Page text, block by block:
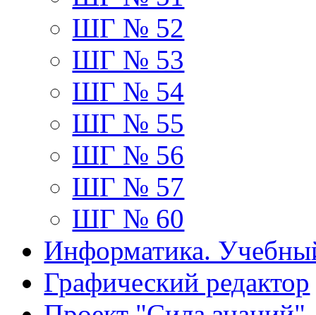
ШГ № 52
ШГ № 53
ШГ № 54
ШГ № 55
ШГ № 56
ШГ № 57
ШГ № 60
Информатика.
Графический редактор